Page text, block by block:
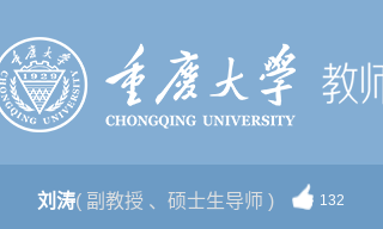
刘涛( 副教授 、硕士生导师 ) 132